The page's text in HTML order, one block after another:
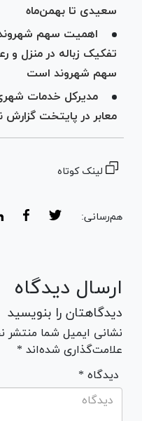
سعیدی تا بهمن‌ماه
اهمیت سهم
تفکیک زباله در منزل و
سهم شهروند است
مدیرکل خدمات
معابر در پایتخت
لینک کوتاه
هم‌رسانی:
ارسال دیدگاه
دیدگاهتان را بنویسید
نشانی ایمیل شما منتشر
علامت‌گذاری شده‌اند *
* دیدگاه